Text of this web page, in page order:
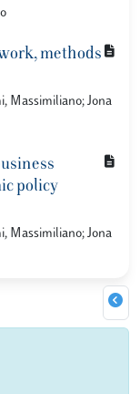
methods
Massimiliano; Jona
policy
Massimiliano; Jona